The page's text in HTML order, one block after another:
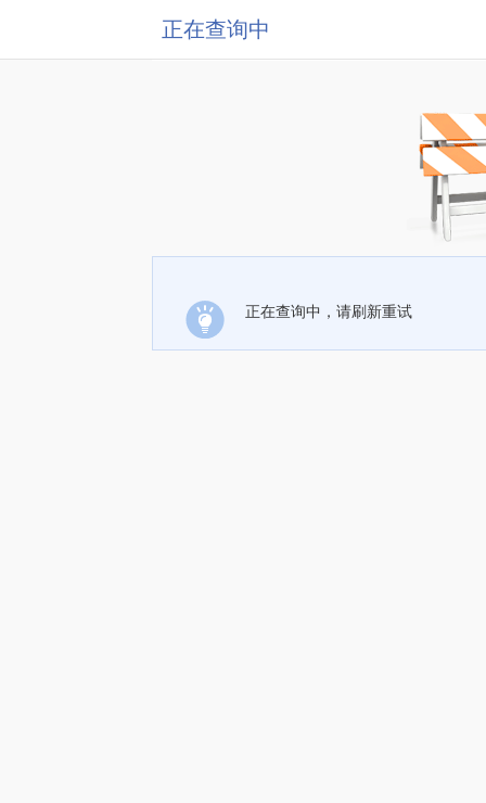
正在查询中
正在查询中，请刷新重试